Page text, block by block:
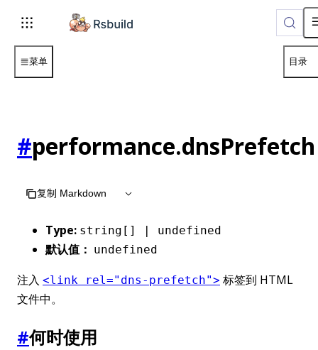
菜单 目录
#performance.dnsPrefetch
复制 Markdown
Type: string[] | undefined
默认值： undefined
注入 <link rel="dns-prefetch"> 标签到 HTML
文件中。
#何时使用